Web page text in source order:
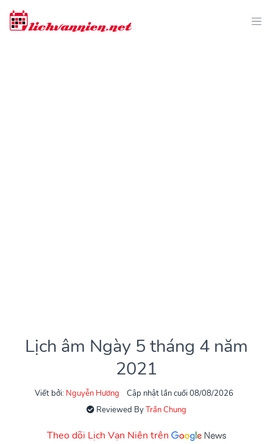
Lịch âm Ngày 5 tháng 4 năm
2021
Viết bởi: Nguyễn Hương
Cập nhật lần cuối 08/08/2026
Reviewed ByTrần Chung
Theo dõi Lịch Vạn Niên trên